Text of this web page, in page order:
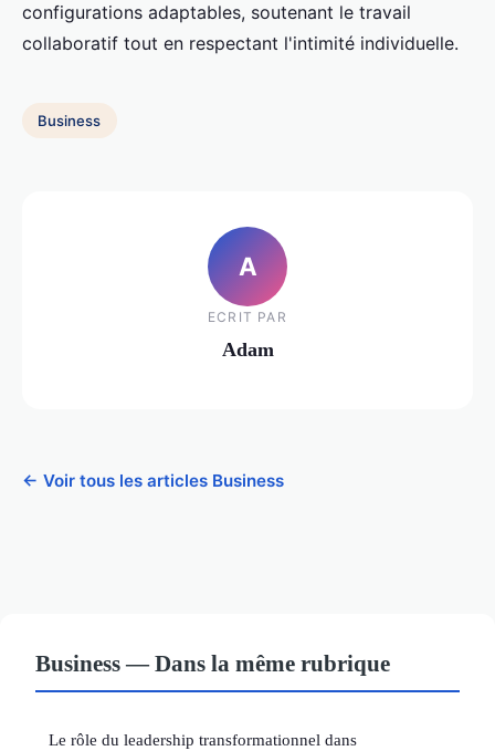
configurations adaptables, soutenant le travail
collaboratif tout en respectant l'intimité individuelle.
Business
A
ECRIT PAR
Adam
← Voir tous les articles Business
Business — Dans la même rubrique
Le rôle du leadership transformationnel dans